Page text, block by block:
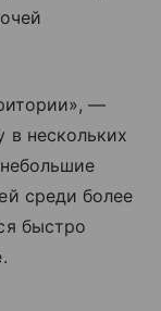
—
в нескольких
среди более
быстро